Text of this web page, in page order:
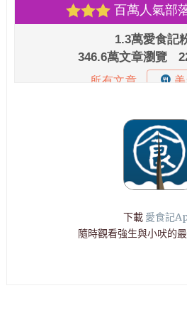
下載 愛食記
隨時觀看強生與小吠的